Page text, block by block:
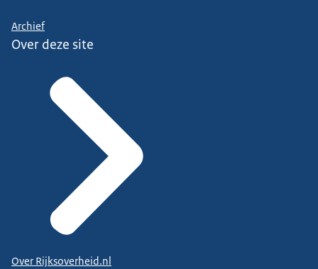
Archief
Over deze site
Over Rijksoverheid.nl